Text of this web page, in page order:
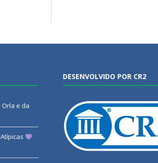
e da
DESENVOLVIDO POR CR2